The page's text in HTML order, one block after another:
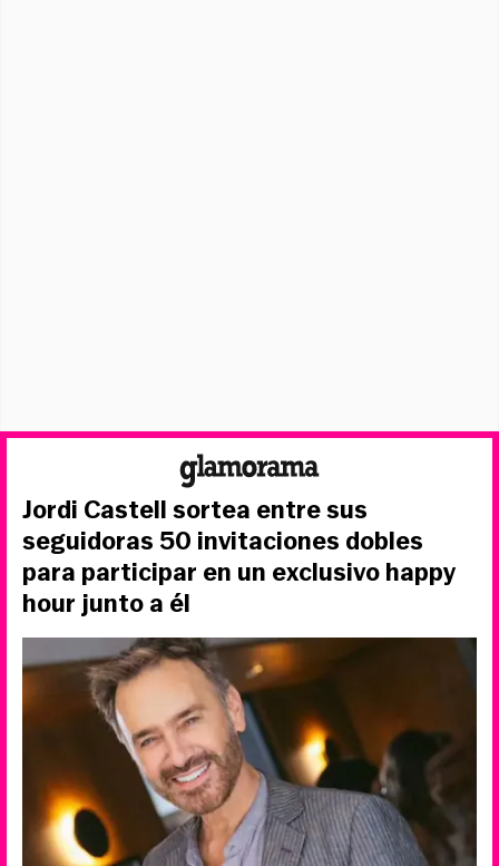
Jordi Castell sortea entre sus
seguidoras 50 invitaciones dobles
para participar en un exclusivo happy
hour junto a él